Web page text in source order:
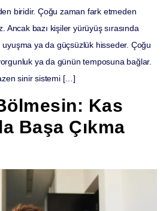
biridir. Çoğu zaman fark etmeden
Ancak bazı kişiler yürüyüş sırasında
uyuşma ya da güçsüzlük hisseder. Çoğu
ya da günün temposuna bağlar.
sinir sistemi […]
Kas
Başa Çıkma